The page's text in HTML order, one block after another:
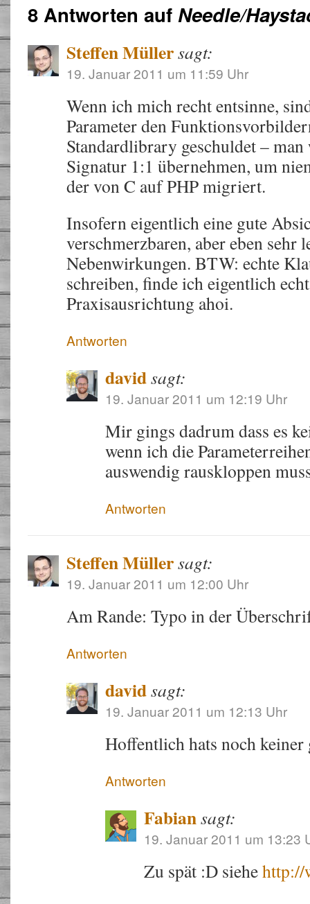
8 Antworten auf Needle/
Steffen Müllersagt:
19. Januar 2011 um 11:59 Uhr
Wenn ich mich recht entsinne,
Parameter den
Standardlibrary geschuldet –
Signatur 1:1 übernehmen, um
der von C auf PHP migriert.
Insofern eigentlich eine gute
verschmerzbaren, aber eben sehr
Nebenwirkungen. BTW: echte
schreiben, finde ich eigentlich
Praxisausrichtung ahoi.
Antworten
davidsagt:
19. Januar 2011 um 12:19 Uhr
Mir gings dadrum dass es
wenn ich die
auswendig rauskloppen
Antworten
Steffen Müllersagt:
19. Januar 2011 um 12:00 Uhr
Am Rande: Typo in der
Antworten
davidsagt:
19. Januar 2011 um 12:13 Uhr
Hoffentlich hats noch keiner
Antworten
Fabiansagt:
19. Januar 2011 um 13:23
Zu spät :D siehehttp://